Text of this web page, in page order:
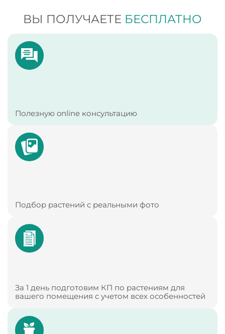
ВЫ ПОЛУЧАЕТЕ БЕСПЛАТНО
Полезную online консультацию
Подбор растений с реальными фото
За 1 день подготовим КП по растениям для
вашего помещения с учетом всех особенностей